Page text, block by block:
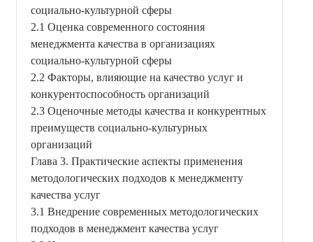
социально-культурной сферы
2.1 Оценка современного состояния
менеджмента качества в организациях
социально-культурной сферы
2.2 Факторы, влияющие на качество услуг и
конкурентоспособность организаций
2.3 Оценочные методы качества и конкурентных
преимуществ социально-культурных
организаций
Глава 3. Практические аспекты применения
методологических подходов к менеджменту
качества услуг
3.1 Внедрение современных методологических
подходов в менеджмент качества услуг